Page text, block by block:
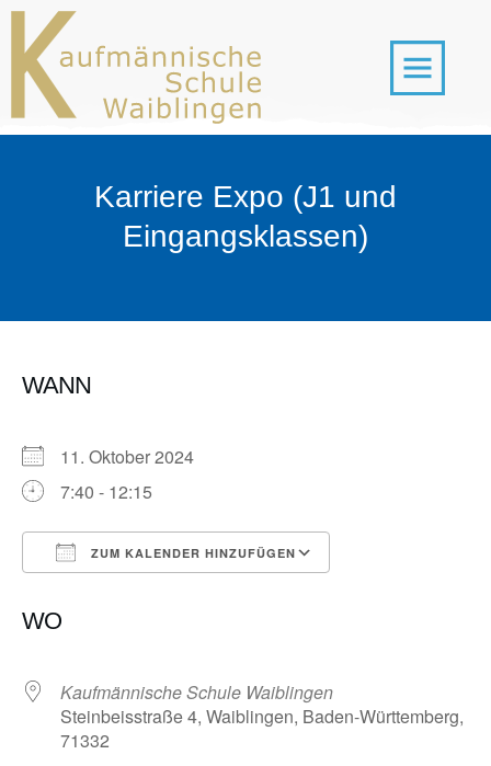
Karriere Expo (J1 und
Eingangsklassen)
WANN
11. Oktober 2024
7:40 - 12:15
ZUM KALENDER HINZUFÜGEN
WO
Kaufmännische Schule Waiblingen
Steinbeisstraße 4, Waiblingen, Baden-Württemberg,
71332